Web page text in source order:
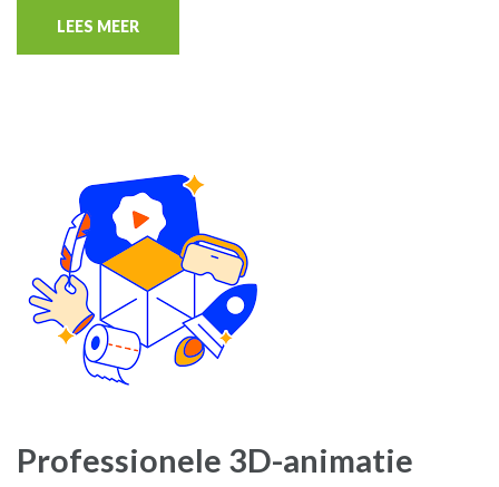
LEES MEER
Professionele 3D-animatie